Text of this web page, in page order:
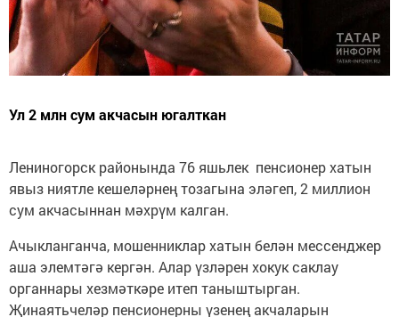
Ул 2 млн сум акчасын югалткан
Лениногорск районында 76 яшьлек пенсионер хатын
явыз ниятле кешеләрнең тозагына эләгеп, 2 миллион
сум акчасыннан мәхрүм калган.
Ачыкланганча, мошенниклар хатын белән мессенджер
аша элемтәгә кергән. Алар үзләрен хокук саклау
органнары хезмәткәре итеп таныштырган.
Җинаятьчеләр пенсионерны үзенең акчаларын